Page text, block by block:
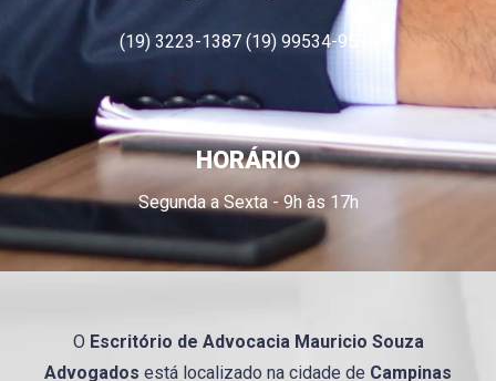
(19) 3223-1387 (19) 99534-9596
HORÁRIO
Segunda a Sexta - 9h às 17h
O Escritório de Advocacia Mauricio Souza
Advogados está localizado na cidade de Campinas